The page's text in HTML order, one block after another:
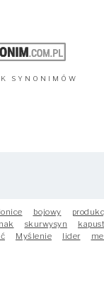
SYNONIMÓW
bojowy
skurwysyn
Myślenie lider